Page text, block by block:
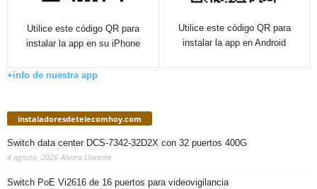
Utilice este código QR para
instalar la app en su iPhone
Utilice este código QR para
instalar la app en Android
+info de nuestra app
instaladoresdetelecomhoy.com
Switch data center DCS-7342-32D2X con 32 puertos 400G
4 agosto, 2026 Alvaro Llorente
Switch PoE Vi2616 de 16 puertos para videovigilancia